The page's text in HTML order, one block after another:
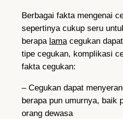
Berbagai fakta mengenai
sepertinya cukup seru
berapa lamacegukan
tipe cegukan, komplikasi
fakta cegukan:
– Cegukan dapat
berapa pun umurnya, baik
orang dewasa